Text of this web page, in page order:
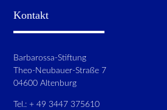
Kontakt
Barbarossa-Stiftung
Theo-Neubauer-Straße 7
04600 Altenburg
Tel.: + 49 3447 375610